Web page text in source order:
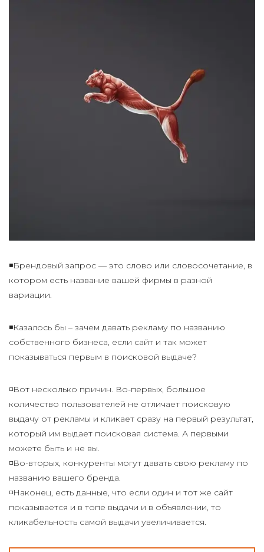
◾Брендовый запрос — это слово или словосочетание, в
котором есть название вашей фирмы в разной
вариации.
◾Казалось бы – зачем давать рекламу по названию
собственного бизнеса, если сайт и так может
показываться первым в поисковой выдаче?
◽Вот несколько причин. Во-первых, большое
количество пользователей не отличает поисковую
выдачу от рекламы и кликает сразу на первый результат,
который им выдает поисковая система. А первыми
можете быть и не вы.
◽Во-вторых, конкуренты могут давать свою рекламу по
названию вашего бренда.
◽Наконец, есть данные, что если один и тот же сайт
показывается и в топе выдачи и в объявлении, то
кликабельность самой выдачи увеличивается.